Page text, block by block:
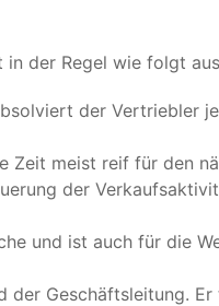
in der Regel wie folgt
der Vertriebler
Zeit meist reif für den
der
und ist auch für die
der Geschäftsleitung.